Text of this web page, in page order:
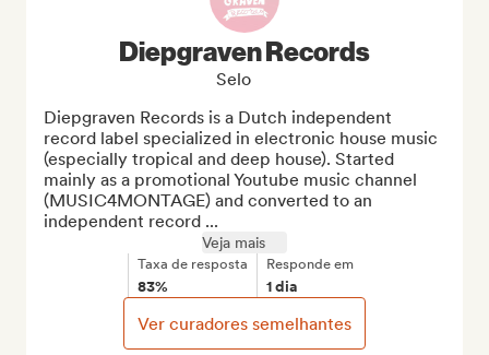
Diepgraven Records
Selo
Diepgraven Records is a Dutch independent
record label specialized in electronic house music
(especially tropical and deep house). Started
mainly as a promotional Youtube music channel
(MUSIC4MONTAGE) and converted to an
independent record ...
Veja mais
Taxa de resposta
83%
Responde em
1 dia
Ver curadores semelhantes